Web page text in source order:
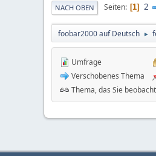
NACH OBEN Seiten 1 2
foobar2000 auf Deutsch ►
Umfrage
Verschobenes Thema
Thema, das Sie